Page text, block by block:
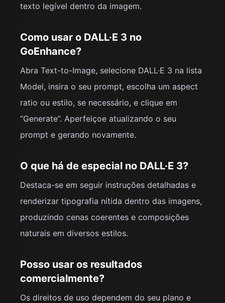
texto legível dentro da imagem.
Como usar o DALL·E 3 no
GoEnhance?
Abra Text-to-Image, selecione DALL·E 3 na lista
Model, insira o seu prompt, escolha um aspect
ratio ou estilo, se necessário, e clique em
“Generate”. Aperfeiçoe atualizando o seu
prompt e gerando novamente.
O que há de especial no DALL·E 3?
Destaca-se em seguir instruções detalhadas e
renderizar tipografia nítida dentro das imagens,
produzindo cenas coerentes e composições
naturais em diversos estilos.
Posso usar os resultados
comercialmente?
Os direitos de uso dependem do seu plano e